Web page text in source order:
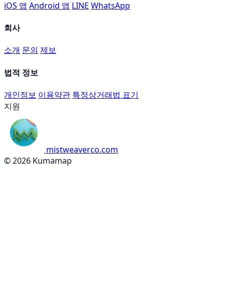
iOS 앱 Android 앱 LINE WhatsApp
회사
소개 문의 제보
법적 정보
개인정보 이용약관 특정상거래법 표기
지원
mistweaverco.com
© 2026 Kumamap